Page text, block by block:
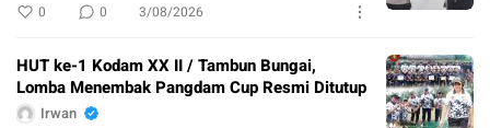
0 0 3/08/2026
HUT ke-1 Kodam XX II / Tambun Bungai,
Lomba Menembak Pangdam Cup Resmi Ditutup
Irwan